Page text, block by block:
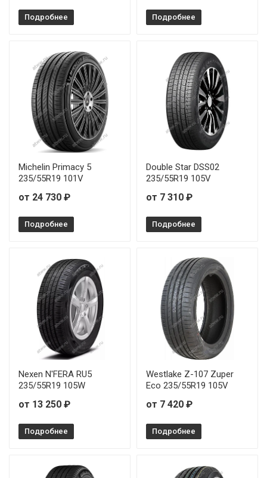
Подробнее Подробнее
Michelin Primacy 5
235/55R19 101V
от 24 730 ₽
Подробнее
Double Star DSS02
235/55R19 105V
от 7 310 ₽
Подробнее
Nexen N'FERA RU5
235/55R19 105W
от 13 250 ₽
Подробнее
Westlake Z-107 Zuper
Eco 235/55R19 105V
от 7 420 ₽
Подробнее